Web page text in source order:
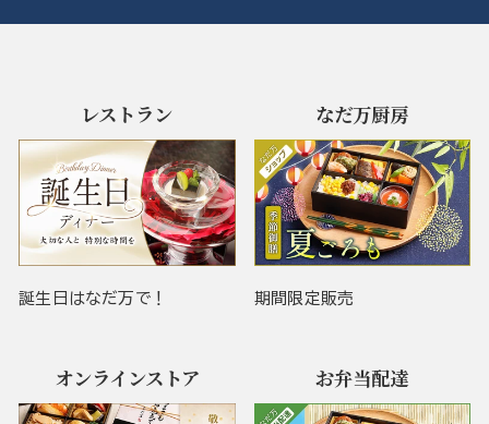
レストラン
誕生日はなだ万で！
なだ万厨房
期間限定販売
オンラインストア お弁当配達